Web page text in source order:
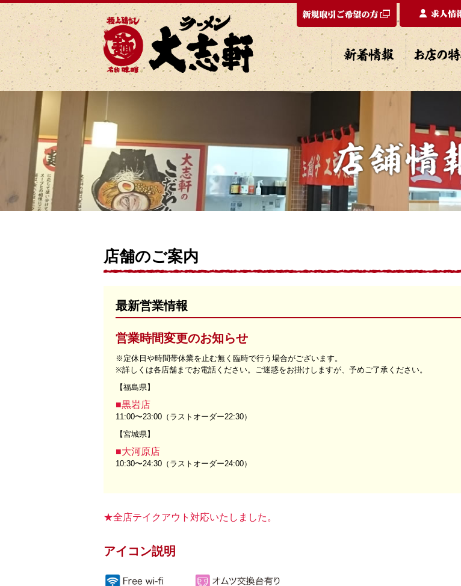
新着情報 お店の特徴
店舗のご案内
最新営業情報
営業時間変更のお知らせ
※定休日や時間帯休業を止む無く臨時で行う場合がございます。
※詳しくは各店舗までお電話ください。ご迷惑をお掛けしますが、予めご了承ください。
【福島県】
■黒岩店
11:00〜23:00（ラストオーダー22:30）
【宮城県】
■大河原店
10:30〜24:30（ラストオーダー24:00）
★全店テイクアウト対応いたしました。
アイコン説明